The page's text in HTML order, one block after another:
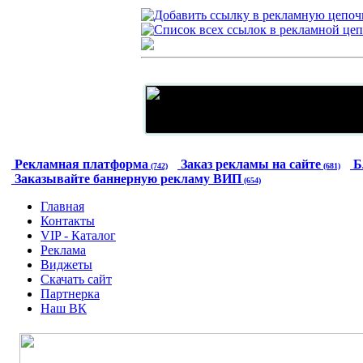
Рекламная платформа (742) Заказ рекламы на сайте (681)
Заказывайте баннерную рекламу ВИП (654)
Главная
Контакты
VIP - Каталог
Реклама
Виджеты
Скачать сайт
Партнерка
Наш ВК